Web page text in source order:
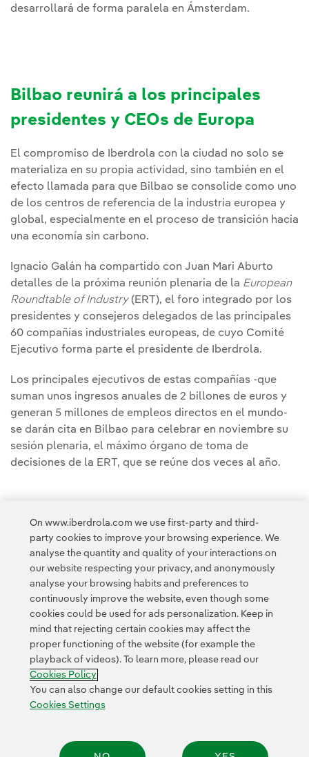
desarrollará de forma paralela en Ámsterdam.
Bilbao reunirá a los principales
presidentes y CEOs de Europa
El compromiso de Iberdrola con la ciudad no solo se
materializa en su propia actividad, sino también en el
efecto llamada para que Bilbao se consolide como uno
de los centros de referencia de la industria europea y
global, especialmente en el proceso de transición hacia
una economía sin carbono.
Ignacio Galán ha compartido con Juan Mari Aburto
detalles de la próxima reunión plenaria de la European
Roundtable of Industry (ERT), el foro integrado por los
presidentes y consejeros delegados de las principales
60 compañías industriales europeas, de cuyo Comité
Ejecutivo forma parte el presidente de Iberdrola.
Los principales ejecutivos de estas compañías -que
suman unos ingresos anuales de 2 billones de euros y
generan 5 millones de empleos directos en el mundo-
se darán cita en Bilbao para celebrar en noviembre su
sesión plenaria, el máximo órgano de toma de
decisiones de la ERT, que se reúne dos veces al año.
Access to legal information
Customers Privacy Policy Legal Information Cookie policy
Cookies Settings Accesibility Whistle-blower channel
On www.iberdrola.com we use first-party and third-
party cookies to improve your browsing experience. We
analyse the quantity and quality of your interactions on
our website respecting your privacy, and anonymously
analyse your browsing habits and preferences to
continuously improve the website, even though some
cookies could be used for ads personalization. Keep in
mind that rejecting certain cookies may affect the
proper functioning of the website (for example the
playback of videos). To learn more, please read our
Cookies Policy
You can also change our default cookies setting in this
Cookies Settings